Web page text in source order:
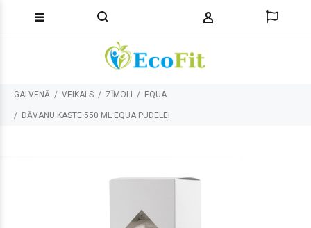
GALVENĀ VEIKALS ZĪMOLI EQUA
DĀVANU KASTE 550 ML EQUA PUDELEI